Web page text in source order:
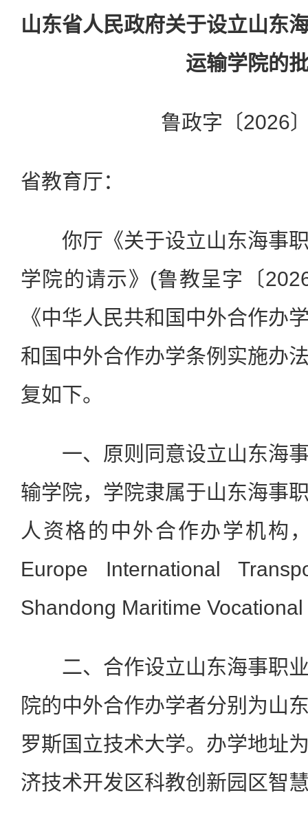
山东省人民政府关于设立山东
运输学院的
鲁政字〔2026
省教育厅：
你厅《关于设立山东海事职
学院的请示》(鲁教呈字〔
《中华人民共和国中外合作办
和国中外合作办学条例实施办
复如下。
一、原则同意设立山东海事
输学院，学院隶属于山东海事
人资格的中外合作办学机构
Europe International
Shandong Maritime
二、合作设立山东海事职业
院的中外合作办学者分别为山
罗斯国立技术大学。办学地址
济技术开发区科教创新园区智